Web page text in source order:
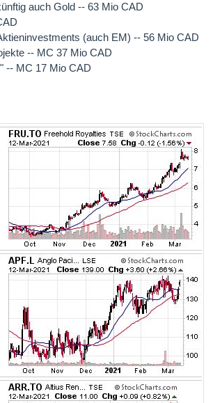
auch Gold -- 63 Mio CAD
(auch EM) -- 56 Mio CAD
-- MC 37 Mio CAD
-- MC 17 Mio CAD